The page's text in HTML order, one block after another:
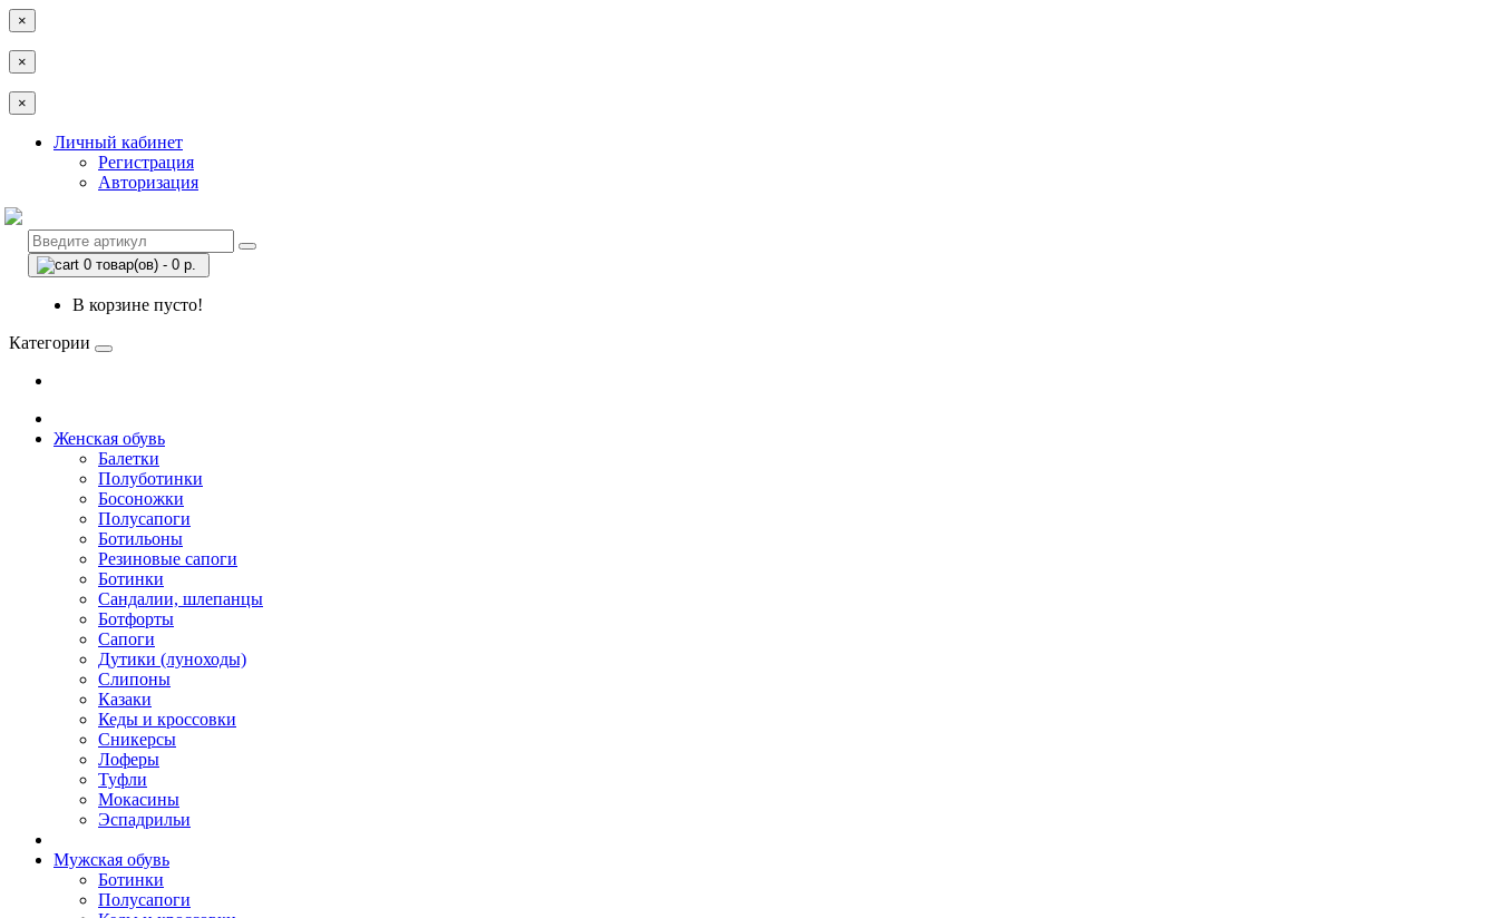
×
×
×
Личный кабинет
Регистрация
Авторизация
0 товар(ов) - 0 р.
В корзине пусто!
Категории
Женская обувь
Балетки
Полуботинки
Босоножки
Полусапоги
Ботильоны
Резиновые сапоги
Ботинки
Сандалии, шлепанцы
Ботфорты
Сапоги
Дутики (луноходы)
Слипоны
Казаки
Кеды и кроссовки
Сникерсы
Лоферы
Туфли
Мокасины
Эспадрильи
Мужская обувь
Ботинки
Полусапоги